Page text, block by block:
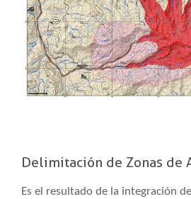
Delimitación de Zonas de
Es el resultado de la integración